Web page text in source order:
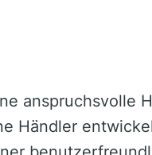
anspruchsvolle
Händler